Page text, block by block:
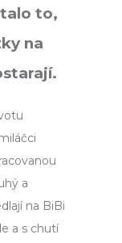
to,
na
a
na BiBi
a s chutí